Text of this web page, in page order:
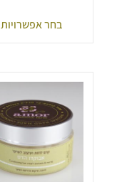
בחר אפשרויות